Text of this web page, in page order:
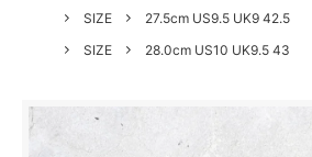
SIZE
27.5cm US9.5 UK9 42.5
SIZE
28.0cm US10 UK9.5 43